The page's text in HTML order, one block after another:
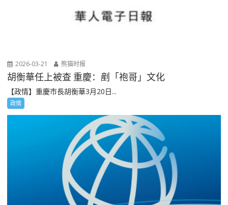
2026-03-21 熊猫时报
胡衡華任上被查 重慶：剷「袍哥」文化
【政情】重慶市長胡衡華3月20日...
政情